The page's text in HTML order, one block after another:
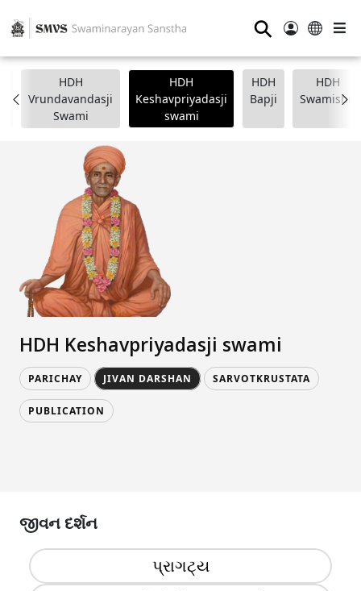
⚲
HDH
Vrundavandasji
Swami
HDH
Keshavpriyadasji
swami
HDH
Bapji
HDH
Swamishri
HDH Keshavpriyadasji swami
PARICHAY JIVAN DARSHAN SARVOTKRUSTATA
PUBLICATION
જીવન દર્શન
પ્રાગટ્ય